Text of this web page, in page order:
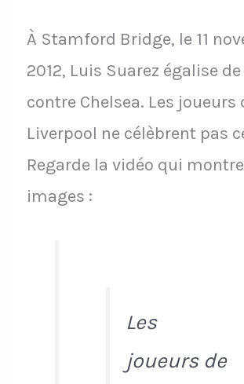
À Stamford Bridge, le 11
2012, Luis Suarez égalise
contre Chelsea. Les joueurs
Liverpool ne célèbrent pas
Regarde la vidéo qui
images :
Les
joueurs de